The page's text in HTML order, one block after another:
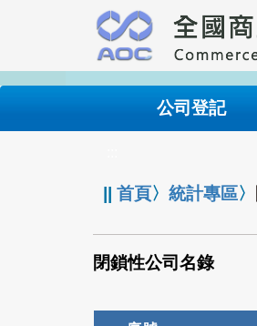
要
內
公司登記
||首頁〉統計專區〉
閉鎖性公司名錄